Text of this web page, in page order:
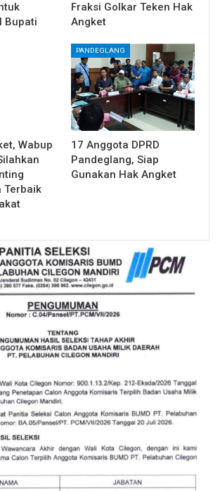
Bupati
Fraksi Golkar Teken Hak
Angket
Wabup
Terbaik
PANDEGLANG
17 Anggota DPRD
Pandeglang, Siap
Gunakan Hak Angket